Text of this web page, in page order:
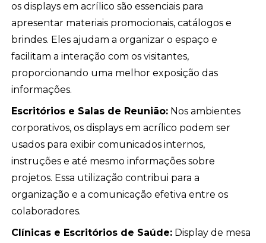
os displays em acrílico são essenciais para
apresentar materiais promocionais, catálogos e
brindes. Eles ajudam a organizar o espaço e
facilitam a interação com os visitantes,
proporcionando uma melhor exposição das
informações.
Escritórios e Salas de Reunião: Nos ambientes
corporativos, os displays em acrílico podem ser
usados para exibir comunicados internos,
instruções e até mesmo informações sobre
projetos. Essa utilização contribui para a
organização e a comunicação efetiva entre os
colaboradores.
Clínicas e Escritórios de Saúde: Display de mesa